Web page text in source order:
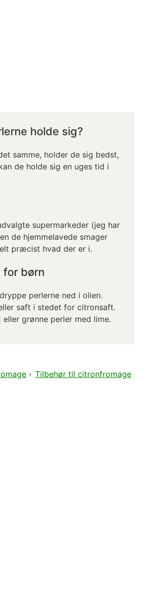
holde sig?
samme, holder de sig bedst,
de holde sig en uges tid i
supermarkeder (jeg har
de hjemmelavede smager
præcist hvad der er i.
for børn
perlerne ned i olien.
saft i stedet for citronsaft.
grønne perler med lime.
› Tilbehør til citronfromage